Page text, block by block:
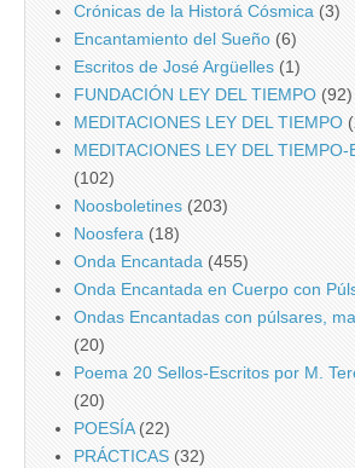
Crónicas de la Historá Cósmica (3)
Encantamiento del Sueño (6)
Escritos de José Argüelles (1)
FUNDACIÓN LEY DEL TIEMPO (92)
MEDITACIONES LEY DEL TIEMPO
MEDITACIONES LEY DEL TIEMPO-
(102)
Noosboletines (203)
Noosfera (18)
Onda Encantada (455)
Onda Encantada en Cuerpo con
Ondas Encantadas con púlsares,
(20)
Poema 20 Sellos-Escritos por M.
(20)
POESÍA(22)
PRÁCTICAS (32)